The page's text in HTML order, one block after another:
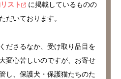
スト
に掲載しているものの
だいております。
ださるなか、受け取り品目を
変心苦しいのですが、お寄せ
し、保護犬・保護猫たちのた